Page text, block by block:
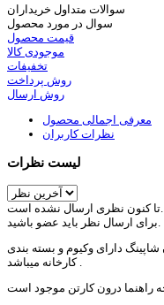
سوالات متداول خریداران
سوال در مورد محصول
قیمت محصول
موجودی کالا
تخفیفات
روش پرداخت
روش ارسال
معرفی اجمالی محصول
نظرات کاربران
لیست نظرات
دارای وکیوم و بسته بندی
کارخانه میباشد .